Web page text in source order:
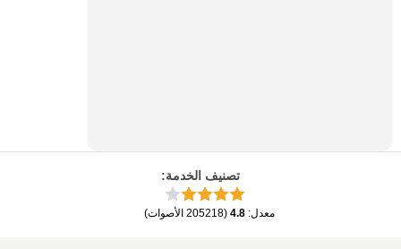
تصنيف الخدمة:
معدل:
4.8
(
205218 الأصوات)